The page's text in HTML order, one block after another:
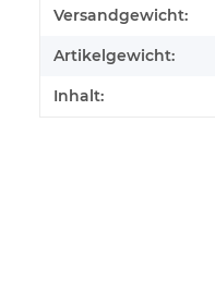
Produkteigenschaft
Wert
Versandgewicht:
Artikelgewicht:
Inhalt: